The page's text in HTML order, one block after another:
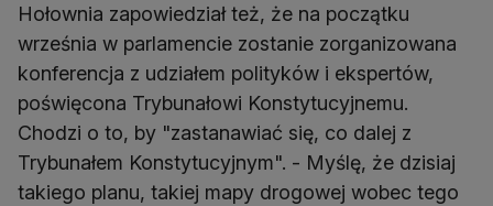
Hołownia zapowiedział też, że na początku
września w parlamencie zostanie zorganizowana
konferencja z udziałem polityków i ekspertów,
poświęcona Trybunałowi Konstytucyjnemu.
Chodzi o to, by "zastanawiać się, co dalej z
Trybunałem Konstytucyjnym". - Myślę, że dzisiaj
takiego planu, takiej mapy drogowej wobec tego